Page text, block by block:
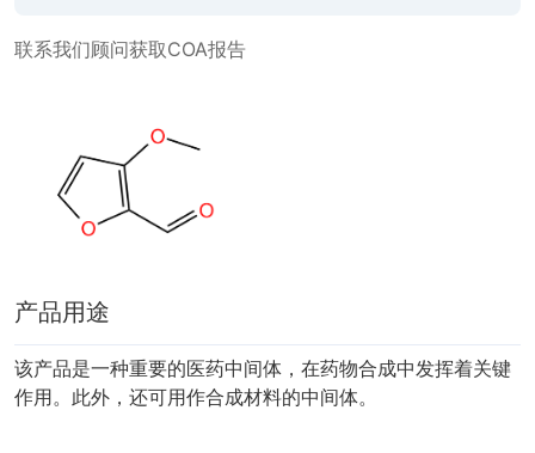
联系我们顾问获取COA报告
产品用途
该产品是一种重要的医药中间体，在药物合成中发挥着关键
作用。此外，还可用作合成材料的中间体。